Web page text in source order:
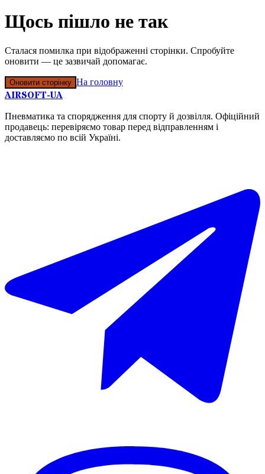
Щось пішло не так
Сталася помилка при відображенні сторінки. Спробуйте
оновити — це зазвичай допомагає.
Оновити сторінку На головну
AIRSOFT-UA
Пневматика та спорядження для спорту й дозвілля. Офіційний
продавець: перевіряємо товар перед відправленням і
доставляємо по всій Україні.